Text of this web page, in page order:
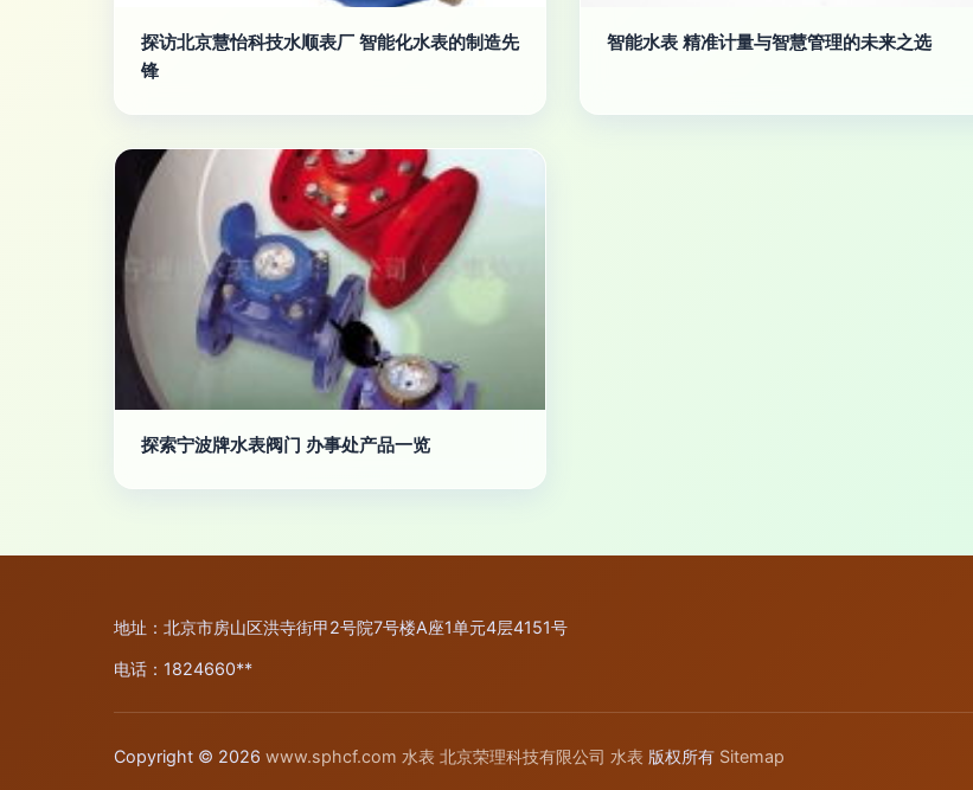
探访北京慧怡科技水顺表厂 智能化水表的制造先
锋
智能水表 精准计量与智慧管理的未来之选
探索宁波牌水表阀门 办事处产品一览
地址：北京市房山区洪寺街甲2号院7号楼A座1单元4层4151号
电话：1824660**
Copyright © 2026 www.sphcf.com 水表 北京荣理科技有限公司 水表 版权所有 Sitemap